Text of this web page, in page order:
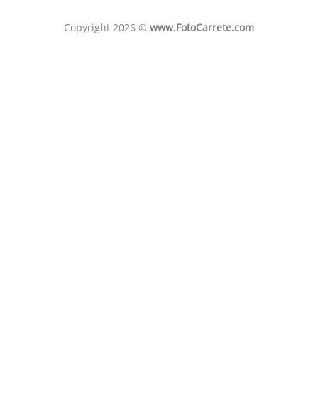
Copyright 2026 © www.FotoCarrete.com